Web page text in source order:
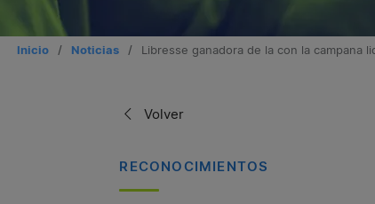
Inicio / Noticias / Libresse ganadora de la con la campana
Volver
RECONOCIMIENTOS